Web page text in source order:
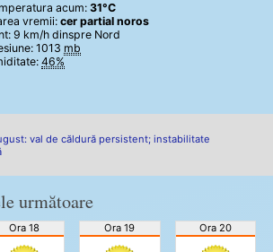
acum:31°C
vremii: cer partial noros
9 km/h dinspre Nord
1013 mb
46%
val de căldură persistent; instabilitate
următoare
Ora 18 Ora 19 Ora 20